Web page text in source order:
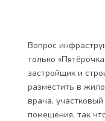
Вопрос
только
застройщик и
разместить в
врача,
помещения, так